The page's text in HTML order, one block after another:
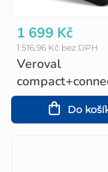
Veroval
pažní tlakoměr
1 516,96 Kč bez DPH
1 699 Kč
Do